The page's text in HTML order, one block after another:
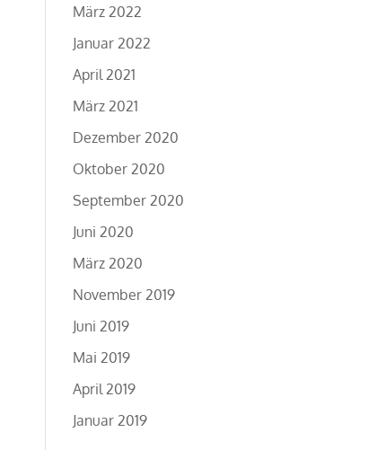
März 2022
Januar 2022
April 2021
März 2021
Dezember 2020
Oktober 2020
September 2020
Juni 2020
März 2020
November 2019
Juni 2019
Mai 2019
April 2019
Januar 2019